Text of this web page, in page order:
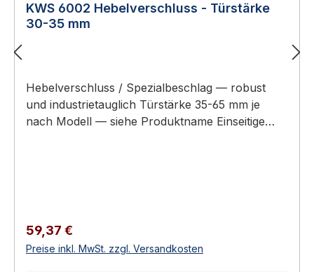
KWS 6002 Hebelverschluss - Türstärke
30-35 mm
Hebelverschluss / Spezialbeschlag — robust
und industrietauglich Türstärke 35-65 mm je
nach Modell — siehe Produktname Einseitige
robuste Verschluss-Lösungen für
Anwendungen, bei denen Standardschlösser
nicht passen: Hebelverschlüsse für
Regulärer Preis:
59,37 €
Preise inkl. MwSt. zzgl. Versandkosten